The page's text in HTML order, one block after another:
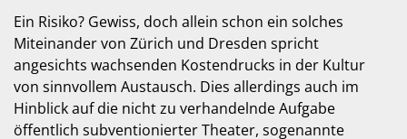
Ein Risiko? Gewiss, doch allein schon ein solches
Miteinander von Zürich und Dresden spricht
angesichts wachsenden Kostendrucks in der Kultur
von sinnvollem Austausch. Dies allerdings auch im
Hinblick auf die nicht zu verhandelnde Aufgabe
öffentlich subventionierter Theater, sogenannte